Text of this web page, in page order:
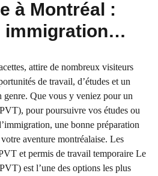
à Montréal :
immigration…
attire de nombreux visiteurs
de travail, d’études et un
genre. Que vous y veniez pour un
pour poursuivre vos études ou
une bonne préparation
aventure montréalaise. Les
et permis de travail temporaire Le
est l’une des options les plus